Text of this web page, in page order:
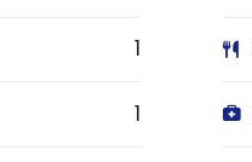
1
1